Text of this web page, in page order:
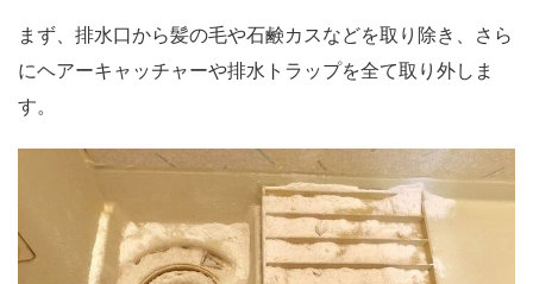
まず、排水口から髪の毛や石鹸カスなどを取り除き、さら
にヘアーキャッチャーや排水トラップを全て取り外しま
す。